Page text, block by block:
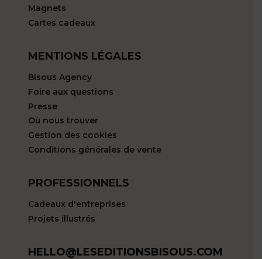
Magnets
Cartes cadeaux
MENTIONS LÉGALES
Bisous Agency
Foire aux questions
Presse
Où nous trouver
Gestion des cookies
Conditions générales de vente
PROFESSIONNELS
Cadeaux d'entreprises
Projets illustrés
HELLO@LESEDITIONSBISOUS.COM